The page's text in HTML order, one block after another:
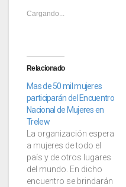
Cargando...
Relacionado
Mas de 50 mil mujeres
participarán del Encuentro
Nacional de Mujeres en
Trelew
La organización espera
a mujeres de todo el
país y de otros lugares
del mundo. En dicho
encuentro se brindarán